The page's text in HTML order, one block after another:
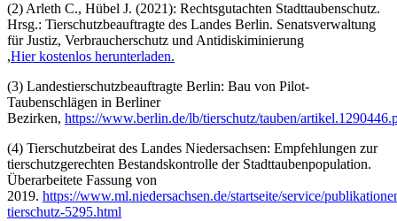
(2) Arleth C., Hübel J. (2021): Rechtsgutachten Stadttaubenschutz.
Hrsg.: Tierschutzbeauftragte des Landes Berlin. Senatsverwaltung
für Justiz, Verbraucherschutz und Antidiskiminierung
,Hier kostenlos herunterladen.
(3) Landestierschutzbeauftragte Berlin: Bau von Pilot-
Taubenschlägen in Berliner
Bezirken, https://www.berlin.de/lb/tierschutz/tauben/
(4) Tierschutzbeirat des Landes Niedersachsen: Empfehlungen zur
tierschutzgerechten Bestandskontrolle der Stadttaubenpopulation.
Überarbeitete Fassung von
2019. https://www.ml.niedersachsen.de/startseite/service/
tierschutz-5295.html